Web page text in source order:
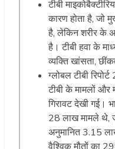
टीबी
कारण होता है, जो
है, लेकिन शरीर के
है। टीबी हवा के
व्यक्ति खांसता,
ग्लोबल टीबी
टीबी के मामलों और
गिरावट देखी गई।
28 लाख मामले थे,
अनुमानित 3.15